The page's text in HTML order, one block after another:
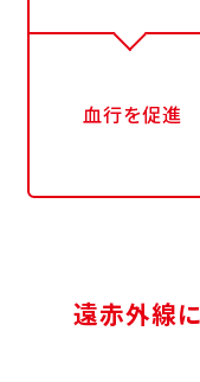
血行を促進
遠赤外線